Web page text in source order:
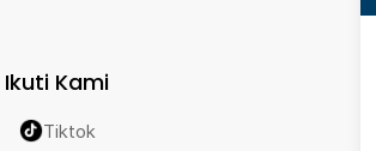
Ikuti Kami
Tiktok